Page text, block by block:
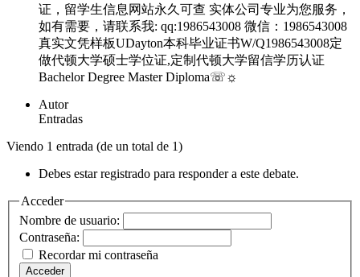
证，留学生信息网站永久可查 实体公司专业为您服务，
如有需要，请联系我: qq:1986543008 微信：1986543008
真实文凭样板UDayton本科毕业证书W/Q1986543008定
做代顿大学硕士学位证,定制代顿大学留信学历认证
Bachelor Degree Master Diploma☏☼
Autor
Entradas
Viendo 1 entrada (de un total de 1)
Debes estar registrado para responder a este debate.
Acceder
Nombre de usuario:
Contraseña:
Recordar mi contraseña
Acceder